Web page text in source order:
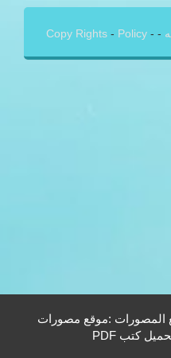
-
Copy Rights - Policy -
المصورات :موقع مصورات